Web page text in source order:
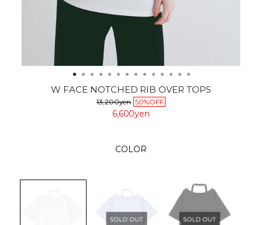
W FACE NOTCHED RIB OVER TOPS
13,200yen 50%OFF
6,600yen
COLOR